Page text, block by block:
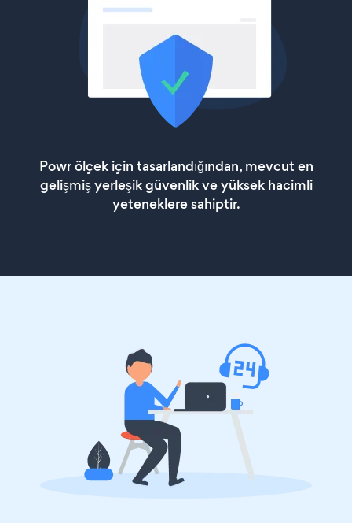
Powr ölçek için tasarlandığından, mevcut en
gelişmiş yerleşik güvenlik ve yüksek hacimli
yeteneklere sahiptir.